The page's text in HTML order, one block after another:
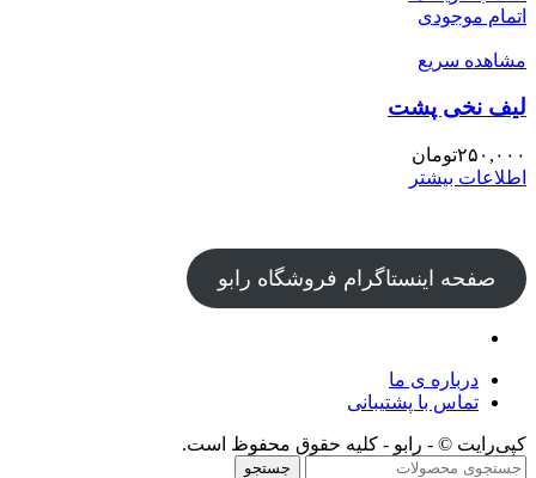
اتمام موجودی
مشاهده سریع
لیف نخی پشت
۲۵۰,۰۰۰تومان
اطلاعات بیشتر
صفحه اینستاگرام فروشگاه رابو
درباره ی ما
تماس با پشتیبانی
کپی‌رایت © - رابو - کلیه حقوق محفوظ است.
جستجو